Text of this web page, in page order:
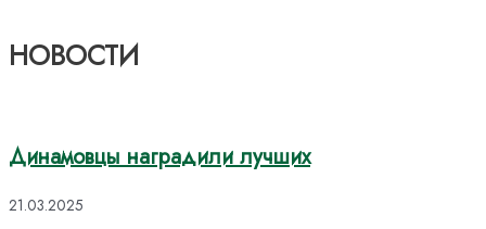
НОВОСТИ
Динамовцы наградили лучших
21.03.2025